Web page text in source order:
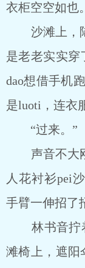
衣柜空空如也。
沙滩上，陆
是老老实实穿
dao想借手机
是luoti，连衣
“过来。”
声音不大刚
人花衬衫pei
手臂一伸招了
林书音拧着
滩椅上，遮阳